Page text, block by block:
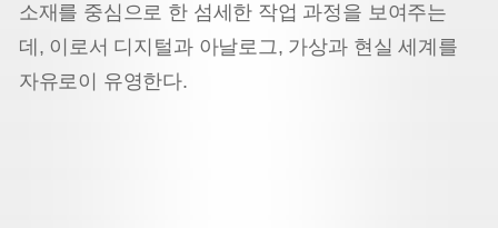
소재를 중심으로 한 섬세한 작업 과정을 보여주는
데, 이로서 디지털과 아날로그, 가상과 현실 세계를
자유로이 유영한다.